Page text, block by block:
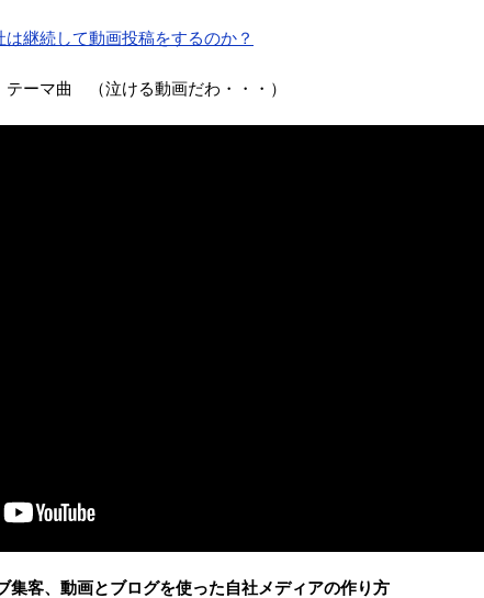
継続して動画投稿をするのか？
ーマ曲 （泣ける動画だわ・・・）
集客、動画とブログを使った自社メディアの作り方